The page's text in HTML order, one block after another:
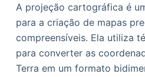
A projeção cartográfica é
para a criação de mapas
compreensíveis. Ela utiliza
para converter as
Terra em um formato